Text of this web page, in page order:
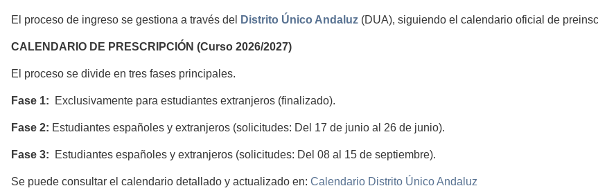
El proceso de ingreso se gestiona a través del Distrito Único Andaluz (DUA), siguiendo el calendario oficial de
CALENDARIO DE PRESCRIPCIÓN (Curso 2026/2027)
El proceso se divide en tres fases principales.
Fase 1: Exclusivamente para estudiantes extranjeros (finalizado).
Fase 2: Estudiantes españoles y extranjeros (solicitudes: Del 17 de junio al 26 de junio).
Fase 3: Estudiantes españoles y extranjeros (solicitudes: Del 08 al 15 de septiembre).
Se puede consultar el calendario detallado y actualizado en: Calendario Distrito Único Andaluz